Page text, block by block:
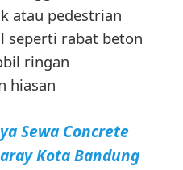
atau pedestrian
seperti rabat beton
ringan
hiasan
Sewa Concrete
Kota Bandung